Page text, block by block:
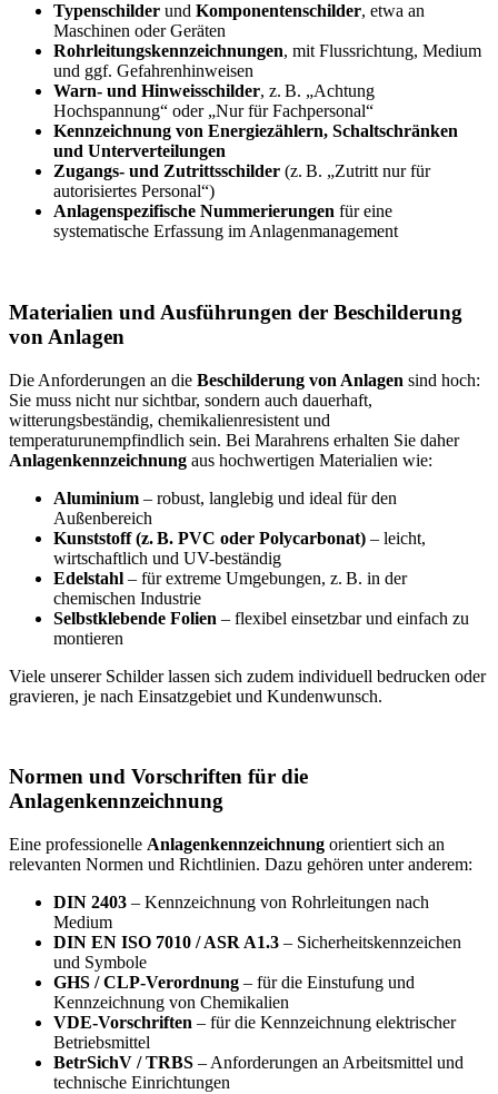
Typenschilder und Komponentenschilder, etwa an
Maschinen oder Geräten
Rohrleitungskennzeichnungen, mit Flussrichtung, Medium
und ggf. Gefahrenhinweisen
Warn- und Hinweisschilder, z. B. „Achtung
Hochspannung“ oder „Nur für Fachpersonal“
Kennzeichnung von Energiezählern, Schaltschränken
und Unterverteilungen
Zugangs- und Zutrittsschilder (z. B. „Zutritt nur für
autorisiertes Personal“)
Anlagenspezifische Nummerierungen für eine
systematische Erfassung im Anlagenmanagement
Materialien und Ausführungen der Beschilderung
von Anlagen
Die Anforderungen an die Beschilderung von Anlagen sind hoch:
Sie muss nicht nur sichtbar, sondern auch dauerhaft,
witterungsbeständig, chemikalienresistent und
temperaturunempfindlich sein. Bei Marahrens erhalten Sie daher
Anlagenkennzeichnung aus hochwertigen Materialien wie:
Aluminium – robust, langlebig und ideal für den
Außenbereich
Kunststoff (z.B. PVC oder Polycarbonat) – leicht,
wirtschaftlich und UV-beständig
Edelstahl – für extreme Umgebungen, z. B. in der
chemischen Industrie
Selbstklebende Folien – flexibel einsetzbar und einfach zu
montieren
Viele unserer Schilder lassen sich zudem individuell bedrucken oder
gravieren, je nach Einsatzgebiet und Kundenwunsch.
Normen und Vorschriften für die
Anlagenkennzeichnung
Eine professionelle Anlagenkennzeichnung orientiert sich an
relevanten Normen und Richtlinien. Dazu gehören unter anderem:
DIN 2403 – Kennzeichnung von Rohrleitungen nach
Medium
DIN EN ISO 7010 / ASR A1.3 – Sicherheitskennzeichen
und Symbole
GHS / CLP-Verordnung – für die Einstufung und
Kennzeichnung von Chemikalien
VDE-Vorschriften – für die Kennzeichnung elektrischer
Betriebsmittel
BetrSichV / TRBS – Anforderungen an Arbeitsmittel und
technische Einrichtungen